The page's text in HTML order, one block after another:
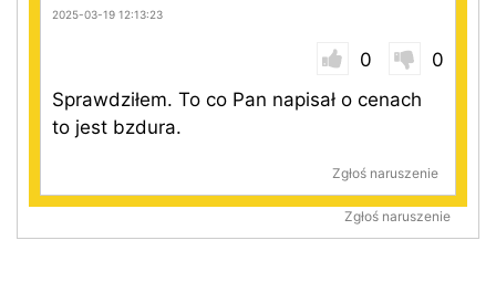
2025-03-19 12:13:23
0
0
Sprawdziłem. To co Pan napisał o cenach
to jest bzdura.
Zgłoś naruszenie
Zgłoś naruszenie